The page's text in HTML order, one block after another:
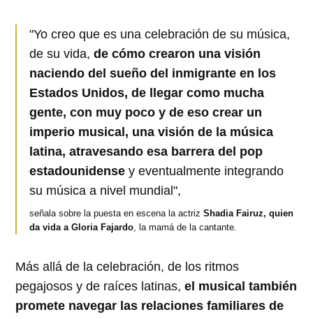
"Yo creo que es una celebración de su música,
de su vida,de cómo crearon una visión
naciendo del sueño del inmigrante en los
Estados Unidos, de llegar como mucha
gente, con muy poco y de eso crear un
imperio musical, una visión de la música
latina, atravesando esa barrera del pop
estadounidensey eventualmente integrando
su música a nivel mundial",
señala sobre la puesta en escena la actrizShadia Fairuz, quien
da vida a Gloria Fajardo, la mamá de la cantante.
Más allá de la celebración, de los ritmos
pegajosos y de raíces latinas, el musical también
promete navegar las relaciones familiares de